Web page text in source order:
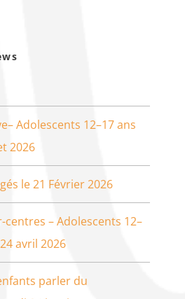
Adolescents 12–17 ans
2026
le 21 Février 2026
– Adolescents 12–
avril 2026
parler du